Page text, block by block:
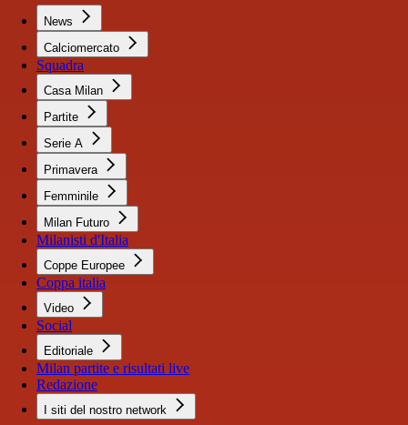
News
Calciomercato
Squadra
Casa Milan
Partite
Serie A
Primavera
Femminile
Milan Futuro
Milanisti d'Italia
Coppe Europee
Coppa italia
Video
Social
Editoriale
Milan partite e risultati live
Redazione
I siti del nostro network